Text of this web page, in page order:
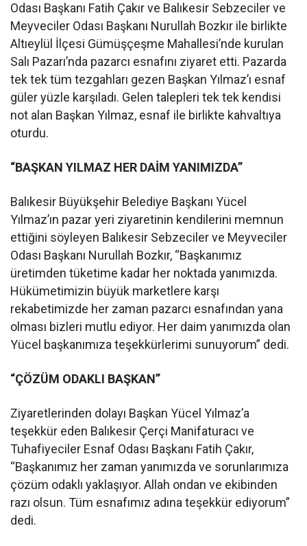
Odası Başkanı Fatih Çakır ve Balıkesir Sebzeciler ve
Meyveciler Odası Başkanı Nurullah Bozkır ile birlikte
Altıeylül İlçesi Gümüşçeşme Mahallesi’nde kurulan
Salı Pazarı’nda pazarcı esnafını ziyaret etti. Pazarda
tek tek tüm tezgahları gezen Başkan Yılmaz’ı esnaf
güler yüzle karşıladı. Gelen talepleri tek tek kendisi
not alan Başkan Yılmaz, esnaf ile birlikte kahvaltıya
oturdu.
“BAŞKAN YILMAZ HER DAİM YANIMIZDA”
Balıkesir Büyükşehir Belediye Başkanı Yücel
Yılmaz’ın pazar yeri ziyaretinin kendilerini memnun
ettiğini söyleyen Balıkesir Sebzeciler ve Meyveciler
Odası Başkanı Nurullah Bozkır, “Başkanımız
üretimden tüketime kadar her noktada yanımızda.
Hükümetimizin büyük marketlere karşı
rekabetimizde her zaman pazarcı esnafından yana
olması bizleri mutlu ediyor. Her daim yanımızda olan
Yücel başkanımıza teşekkürlerimi sunuyorum” dedi.
“ÇÖZÜM ODAKLI BAŞKAN”
Ziyaretlerinden dolayı Başkan Yücel Yılmaz’a
teşekkür eden Balıkesir Çerçi Manifaturacı ve
Tuhafiyeciler Esnaf Odası Başkanı Fatih Çakır,
“Başkanımız her zaman yanımızda ve sorunlarımıza
çözüm odaklı yaklaşıyor. Allah ondan ve ekibinden
razı olsun. Tüm esnafımız adına teşekkür ediyorum”
dedi.